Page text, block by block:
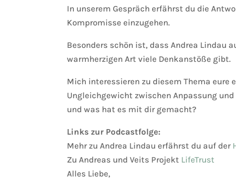
In unserem Gespräch erfährst du die
Kompromisse einzugehen.
Besonders schön ist, dass Andrea Lindau
warmherzigen Art viele Denkanstöße gibt.
Mich interessieren zu diesem Thema eure
Ungleichgewicht zwischen Anpassung
und was hat es mit dir gemacht?
Links zur Podcastfolge:
Mehr zu Andrea Lindau erfährst du auf der
Zu Andreas und Veits Projekt LifeTrust
Alles Liebe,